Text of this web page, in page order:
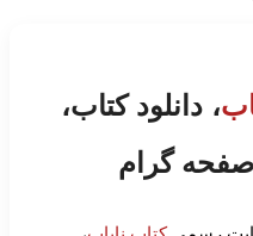
، دانلود کتاب،
صفحه گرام